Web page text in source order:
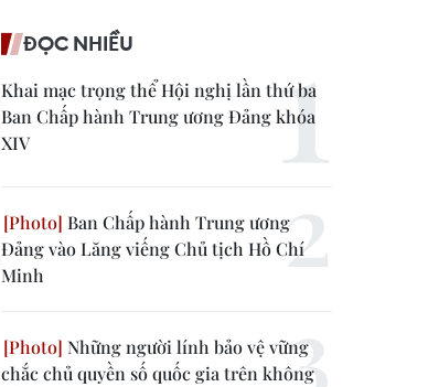
ĐỌC NHIỀU
Khai mạc trọng thể Hội nghị lần thứ ba
Ban Chấp hành Trung ương Đảng khóa
XIV
Ban Chấp hành Trung ương
Đảng vào Lăng viếng Chủ tịch Hồ Chí
Minh
Những người lính bảo vệ vững
chắc chủ quyền số quốc gia trên không